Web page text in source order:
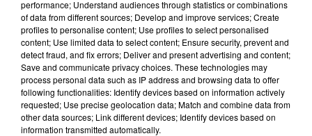
TAYLOR SWIFT
Elizabeth Taylor
AMIR
A L'imparfaite
BRUNO MARS
I Just Might
performance; Understand audiences through statistics or combinations
of data from different sources; Develop and improve services; Create
profiles to personalise content; Use profiles to select personalised
content; Use limited data to select content; Ensure security, prevent and
detect fraud, and fix errors; Deliver and present advertising and content;
Save and communicate privacy choices. These technologies may
process personal data such as IP address and browsing data to offer
following functionalities: Identify devices based on information actively
requested; Use precise geolocation data; Match and combine data from
other data sources; Link different devices; Identify devices based on
information transmitted automatically.